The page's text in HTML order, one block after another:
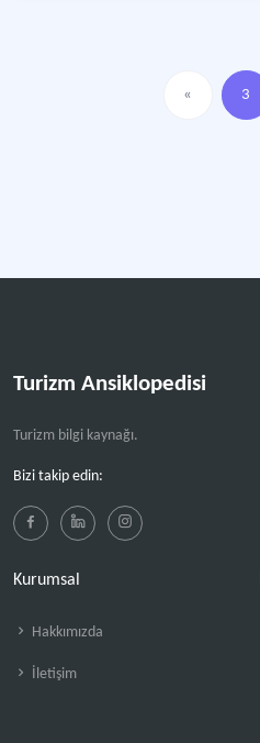
« 3
Turizm Ansiklopedisi
Turizm bilgi kaynağı.
Bizi takip edin:
Kurumsal
Hakkımızda
İletişim